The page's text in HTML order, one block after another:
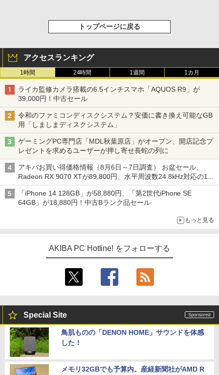
トップページに戻る
アクセスランキング
1時間 24時間 1週間 1カ月
ライカ監修カメラ搭載の6.5インチスマホ「AQUOS R9」が
39,000円！中古セール
令和のファミコンディスクシステム？安価に書き換え可能なGB
用「しましまディスクシステム」
ゲーミングPC専門店「MDL秋葉原店」がオープン、開店記念プ
レゼントを求めるユーザーが押し寄せ長蛇の列に
アキバお買い得価格情報（8月6日～7日調査） お盆セール、
Radeon RX 9070 XTが89,800円、水平周波数24.8kHz対応の17
型モニターが9,801円、暑さ指数連動セール ほか
「iPhone 14 128GB」が58,880円、「第2世代iPhone SE
64GB」が18,880円！中古Bランク品セール
もっと見る
AKIBA PC Hotline! をフォローする
Special Site
鳥肌ものの「DENON HOME」サウンドを体感
した！
メモリ32GBでも予算内。産経新聞社がAMD R